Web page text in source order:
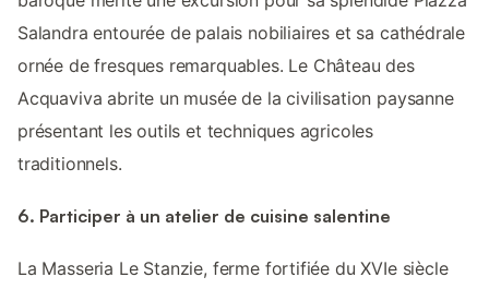
Salandra entourée de palais nobiliaires et sa cathédrale
ornée de fresques remarquables. Le Château des
Acquaviva abrite un musée de la civilisation paysanne
présentant les outils et techniques agricoles
traditionnels.
6. Participer à un atelier de cuisine salentine
La Masseria Le Stanzie, ferme fortifiée du XVIe siècle